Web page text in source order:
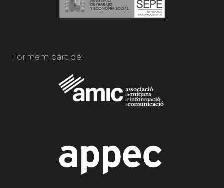
Formem part de: